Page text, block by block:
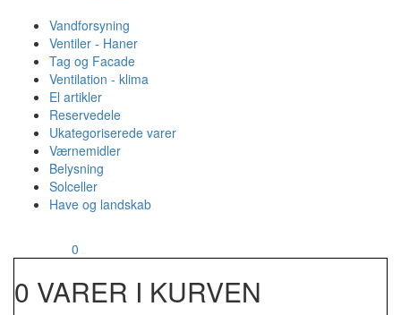
Vandforsyning
Ventiler - Haner
Tag og Facade
Ventilation - klima
El artikler
Reservedele
Ukategoriserede varer
Værnemidler
Belysning
Solceller
Have og landskab
0
0 VARER I KURVEN